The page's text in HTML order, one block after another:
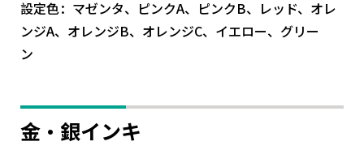
設定色：マゼンタ、ピンクA、ピンクB、レッド、オレ
ンジA、オレンジB、オレンジC、イエロー、グリー
ン
金・銀インキ